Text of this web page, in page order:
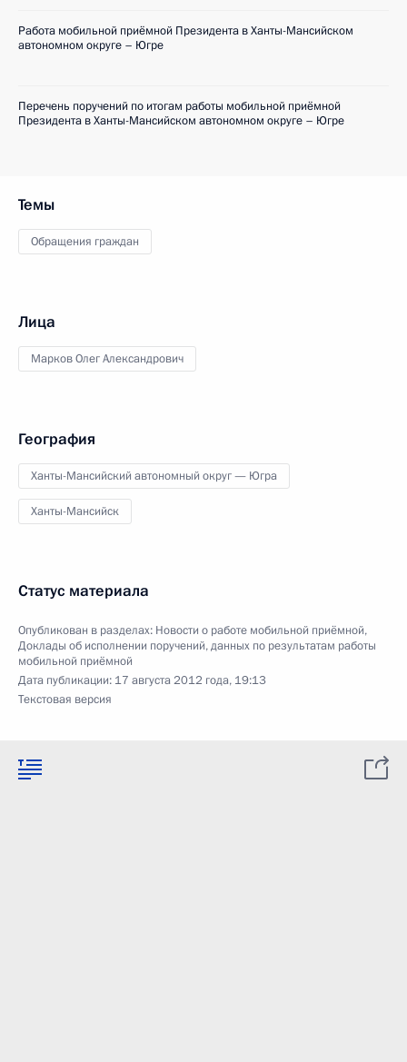
Работа мобильной приёмной Президента в Ханты-Мансийском
автономном округе – Югре
Перечень поручений по итогам работы мобильной приёмной
Президента в Ханты-Мансийском автономном округе – Югре
Темы
Обращения граждан
Лица
Марков Олег Александрович
География
Ханты-Мансийский автономный округ — Югра
Ханты-Мансийск
Статус материала
Опубликован в разделах: Новости о работе мобильной приёмной,
Доклады об исполнении поручений, данных по результатам работы
мобильной приёмной
Дата публикации: 17 августа 2012 года, 19:13
Текстовая версия